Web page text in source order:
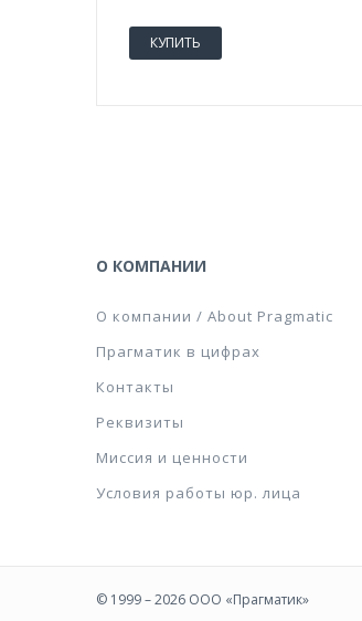
КУПИТЬ
О КОМПАНИИ
О компании / About Pragmatic
Прагматик в цифрах
Контакты
Реквизиты
Миссия и ценности
Условия работы юр. лица
© 1999 – 2026 ООО «Прагматик»